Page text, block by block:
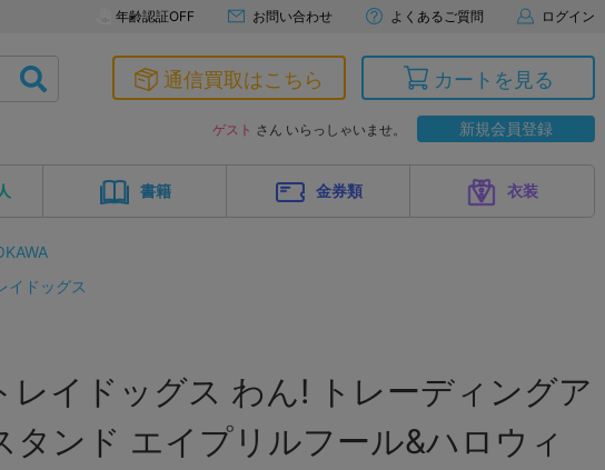
年齢認証OFF お問い合わせ よくあるご質問 ログイン
通信買取はこちら カートを見る
ゲスト さん いらっしゃいませ。 新規会員登録
書籍 金券類 衣装
イドッグス
レイドッグス わん! トレーディングア
タンド エイプリルフール&ハロウィ